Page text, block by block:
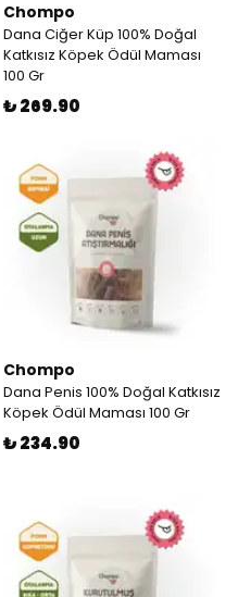
Chompo
Dana Ciğer Küp 100% Doğal
Katkısız Köpek Ödül Maması
100 Gr
₺ 269.90
Chompo
Dana Penis 100% Doğal Katkısız
Köpek Ödül Maması 100 Gr
₺ 234.90